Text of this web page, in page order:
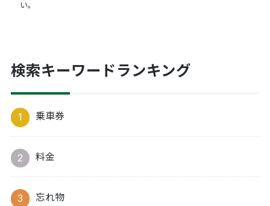
い。
検索キーワードランキング
乗車券
料金
忘れ物